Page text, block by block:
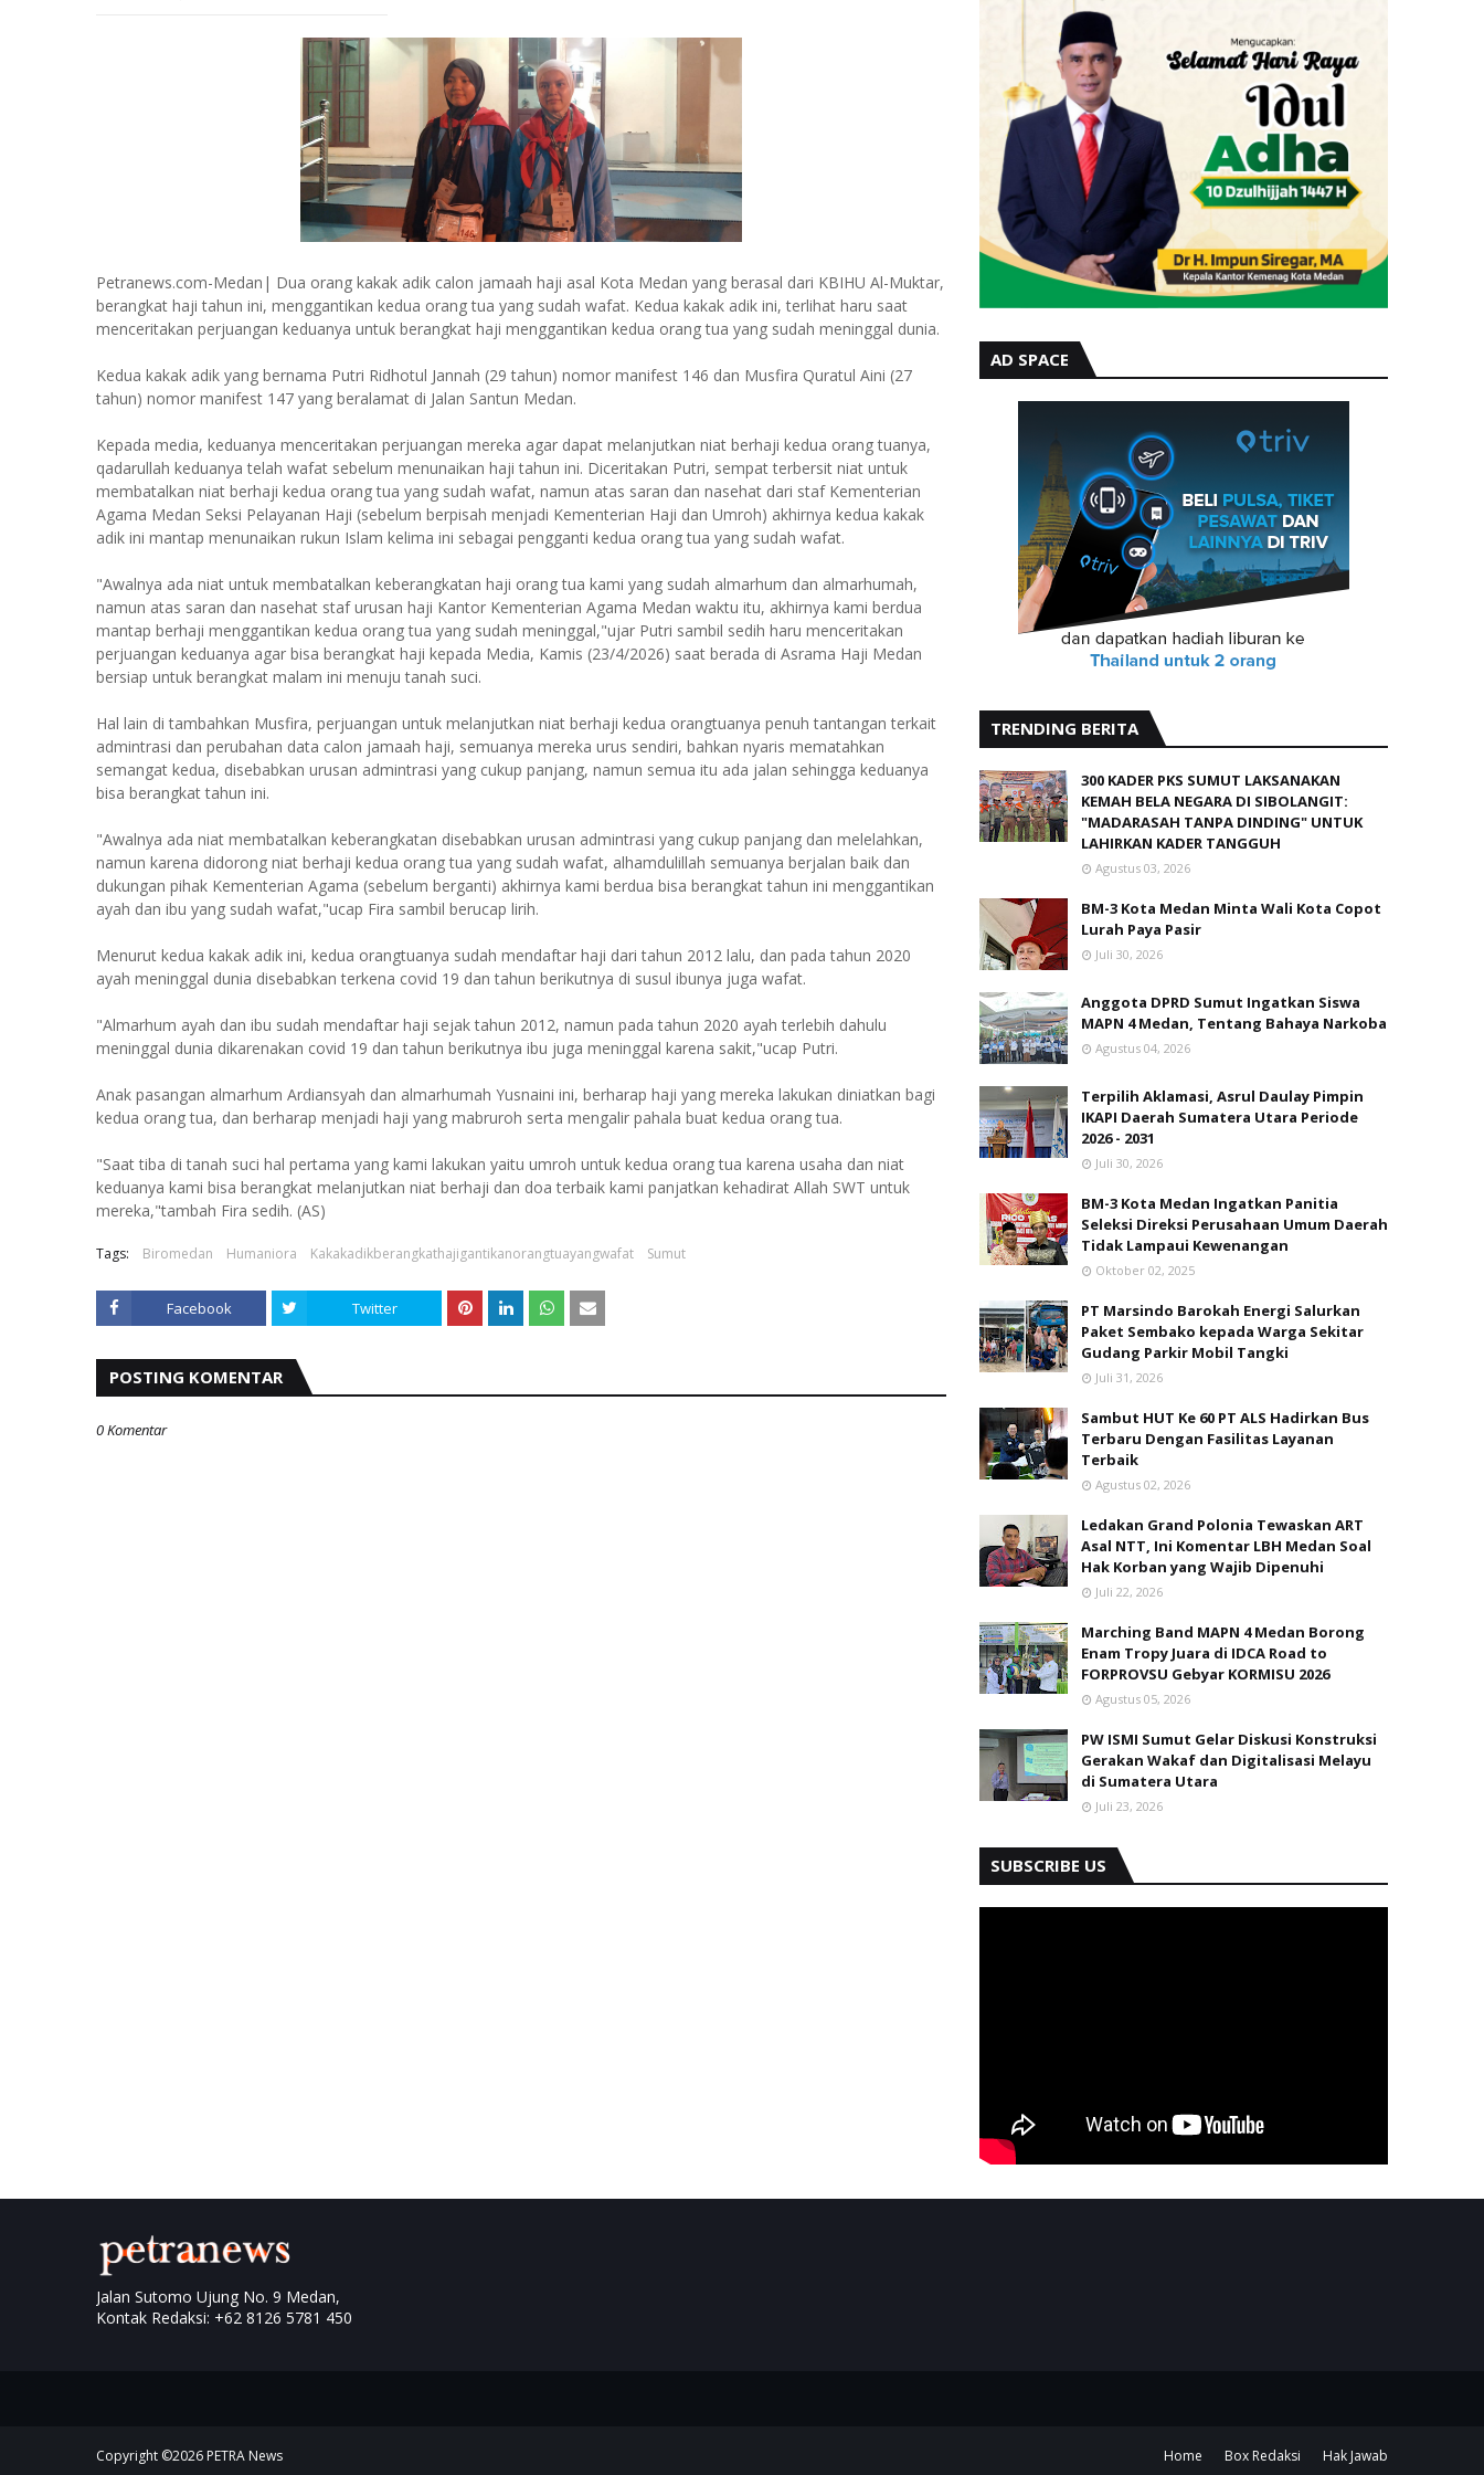
Petranews.com-Medan| Dua orang kakak adik calon jamaah haji asal Kota Medan yang berasal dari KBIHU Al-Muktar,
berangkat haji tahun ini, menggantikan kedua orang tua yang sudah wafat. Kedua kakak adik ini, terlihat haru saat
menceritakan perjuangan keduanya untuk berangkat haji menggantikan kedua orang tua yang sudah meninggal dunia.
Kedua kakak adik yang bernama Putri Ridhotul Jannah (29 tahun) nomor manifest 146 dan Musfira Quratul Aini (27
tahun) nomor manifest 147 yang beralamat di Jalan Santun Medan.
Kepada media, keduanya menceritakan perjuangan mereka agar dapat melanjutkan niat berhaji kedua orang tuanya,
qadarullah keduanya telah wafat sebelum menunaikan haji tahun ini. Diceritakan Putri, sempat terbersit niat untuk
membatalkan niat berhaji kedua orang tua yang sudah wafat, namun atas saran dan nasehat dari staf Kementerian
Agama Medan Seksi Pelayanan Haji (sebelum berpisah menjadi Kementerian Haji dan Umroh) akhirnya kedua kakak
adik ini mantap menunaikan rukun Islam kelima ini sebagai pengganti kedua orang tua yang sudah wafat.
"Awalnya ada niat untuk membatalkan keberangkatan haji orang tua kami yang sudah almarhum dan almarhumah,
namun atas saran dan nasehat staf urusan haji Kantor Kementerian Agama Medan waktu itu, akhirnya kami berdua
mantap berhaji menggantikan kedua orang tua yang sudah meninggal,"ujar Putri sambil sedih haru menceritakan
perjuangan keduanya agar bisa berangkat haji kepada Media, Kamis (23/4/2026) saat berada di Asrama Haji Medan
bersiap untuk berangkat malam ini menuju tanah suci.
Hal lain di tambahkan Musfira, perjuangan untuk melanjutkan niat berhaji kedua orangtuanya penuh tantangan terkait
admintrasi dan perubahan data calon jamaah haji, semuanya mereka urus sendiri, bahkan nyaris mematahkan
semangat kedua, disebabkan urusan admintrasi yang cukup panjang, namun semua itu ada jalan sehingga keduanya
bisa berangkat tahun ini.
"Awalnya ada niat membatalkan keberangkatan disebabkan urusan admintrasi yang cukup panjang dan melelahkan,
namun karena didorong niat berhaji kedua orang tua yang sudah wafat, alhamdulillah semuanya berjalan baik dan
dukungan pihak Kementerian Agama (sebelum berganti) akhirnya kami berdua bisa berangkat tahun ini menggantikan
ayah dan ibu yang sudah wafat,"ucap Fira sambil berucap lirih.
Menurut kedua kakak adik ini, kedua orangtuanya sudah mendaftar haji dari tahun 2012 lalu, dan pada tahun 2020
ayah meninggal dunia disebabkan terkena covid 19 dan tahun berikutnya di susul ibunya juga wafat.
"Almarhum ayah dan ibu sudah mendaftar haji sejak tahun 2012, namun pada tahun 2020 ayah terlebih dahulu
meninggal dunia dikarenakan covid 19 dan tahun berikutnya ibu juga meninggal karena sakit,"ucap Putri.
Anak pasangan almarhum Ardiansyah dan almarhumah Yusnaini ini, berharap haji yang mereka lakukan diniatkan bagi
kedua orang tua, dan berharap menjadi haji yang mabruroh serta mengalir pahala buat kedua orang tua.
"Saat tiba di tanah suci hal pertama yang kami lakukan yaitu umroh untuk kedua orang tua karena usaha dan niat
keduanya kami bisa berangkat melanjutkan niat berhaji dan doa terbaik kami panjatkan kehadirat Allah SWT untuk
mereka,"tambah Fira sedih. (AS)
Tags: Biromedan Humaniora Kakakadikberangkathajigantikanorangtuayangwafat Sumut
Facebook Twitter
POSTING KOMENTAR
0 Komentar
AD SPACE
TRENDING BERITA
300 KADER PKS SUMUT LAKSANAKAN
KEMAH BELA NEGARA DI SIBOLANGIT:
"MADARASAH TANPA DINDING" UNTUK
LAHIRKAN KADER TANGGUH
Agustus 03, 2026
BM-3 Kota Medan Minta Wali Kota Copot
Lurah Paya Pasir
Anggota DPRD Sumut Ingatkan Siswa
MAPN 4 Medan, Tentang Bahaya Narkoba
Agustus 04, 2026
Terpilih Aklamasi, Asrul Daulay Pimpin
IKAPI Daerah Sumatera Utara Periode
2026 - 2031
BM-3 Kota Medan Ingatkan Panitia
Seleksi Direksi Perusahaan Umum Daerah
Oktober 02, 2025
PT Marsindo Barokah Energi Salurkan
Paket Sembako kepada Warga Sekitar
Juli 31, 2026
Sambut HUT Ke 60 PT ALS Hadirkan Bus
Terbaru Dengan Fasilitas Layanan
Agustus 02, 2026
Ledakan Grand Polonia Tewaskan ART
Asal NTT, Ini Komentar LBH Medan Soal
Juli 22, 2026
Marching Band MAPN 4 Medan Borong
Enam Tropy Juara di IDCA Road to
Agustus 05, 2026
PW ISMI Sumut Gelar Diskusi Konstruksi
Gerakan Wakaf dan Digitalisasi Melayu
Juli 23, 2026
SUBSCRIBE US
Home Box Redaksi Hak Jawab
Copyright ©2026PETRA News